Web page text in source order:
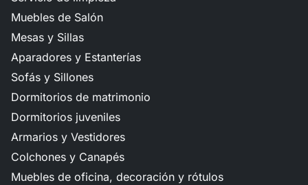
Muebles de Salón
Mesas y Sillas
Aparadores y Estanterías
Sofás y Sillones
Dormitorios de matrimonio
Dormitorios juveniles
Armarios y Vestidores
Colchones y Canapés
Muebles de oficina, decoración y rótulos